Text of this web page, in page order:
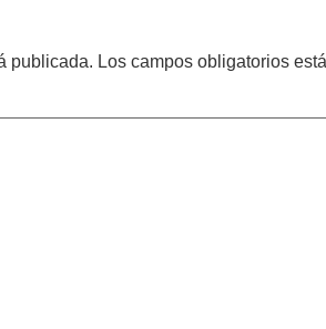
publicada. Los campos obligatorios